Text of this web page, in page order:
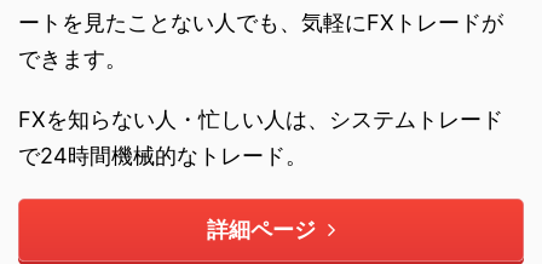
ートを見たことない人でも、気軽にFXトレードが
できます。
FXを知らない人・忙しい人は、システムトレード
で24時間機械的なトレード。
詳細ページ